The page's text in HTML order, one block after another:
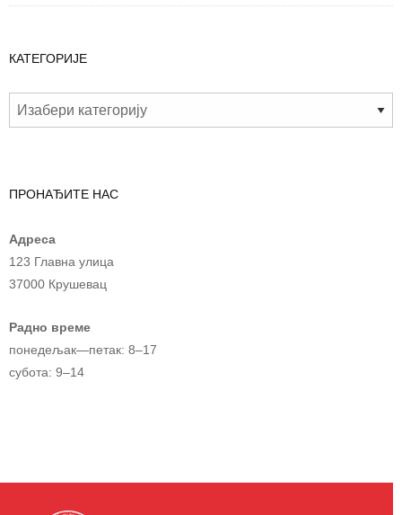
КАТЕГОРИЈЕ
ПРОНАЂИТЕ НАС
Адреса
123 Главна улица
37000 Крушевац
Радно време
понедељак—петак: 8–17
субота: 9–14